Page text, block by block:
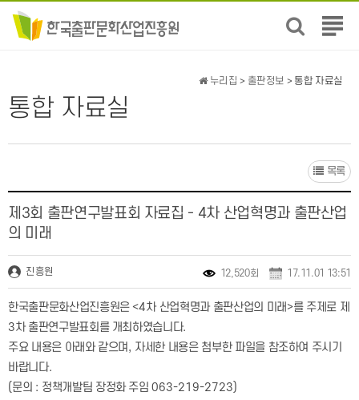
전
뉴
통합 자료실
누리집 > 출판정보 > 통합 자료실
목록
제3회 출판연구발표회 자료집 - 4차 산업혁명과 출판산업
의 미래
진흥원 12,520회 17.11.01 13:51
한국출판문화산업진흥원은 <4차 산업혁명과 출판산업의 미래>를 주제로 제
3차 출판연구발표회를 개최하였습니다.
주요 내용은 아래와 같으며, 자세한 내용은 첨부한 파일을 참조하여 주시기
바랍니다.
(문의 : 정책개발팀 장정화 주임063-219-2723)